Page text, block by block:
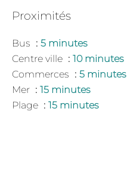
Proximités
Bus
5 minutes
Centre ville
10 minutes
Commerces
5 minutes
Mer
15 minutes
Plage
15 minutes